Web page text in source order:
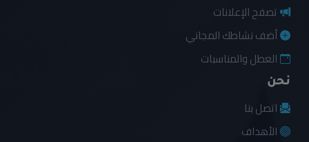
تصفح الإعلانات
أضف نشاطك المجاني
العطل والمناسبات
نحن
اتصل بنا
الأهداف